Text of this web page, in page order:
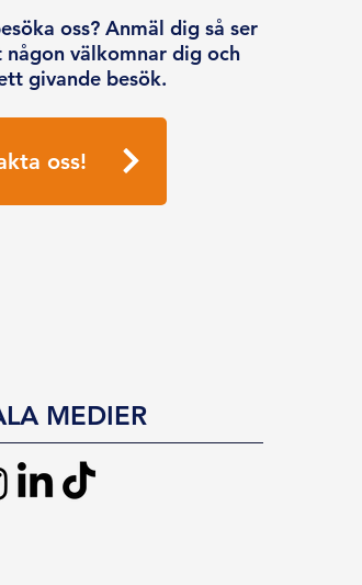
oss? Anmäl dig så ser
välkomnar dig och
givande besök.
oss!
MEDIER